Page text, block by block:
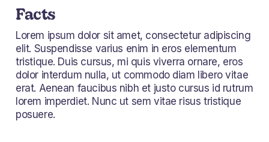
Facts
Lorem ipsum dolor sit amet, consectetur adipiscing
elit. Suspendisse varius enim in eros elementum
tristique. Duis cursus, mi quis viverra ornare, eros
dolor interdum nulla, ut commodo diam libero vitae
erat. Aenean faucibus nibh et justo cursus id rutrum
lorem imperdiet. Nunc ut sem vitae risus tristique
posuere.